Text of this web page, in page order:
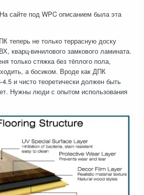
сайте под WPC описанием была эта
теперь не только террасную доску
кварц-винилового замкового ламината.
только стяжка без тёплого пола,
а босиком. Вроде как ДПК
и чисто теоретически должен быть
Нужны люди с опытом использования